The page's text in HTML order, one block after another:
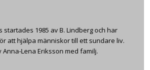
startades 1985 av B. Lindberg och har
att hjälpa människor till ett sundare liv.
Lena Eriksson med familj.